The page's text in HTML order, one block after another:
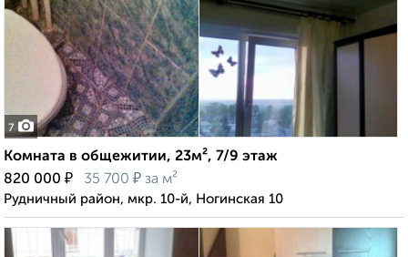
7
Комната в общежитии, 23м², 7/9 этаж
820 000 ₽ 35 700 ₽ за м²
Рудничный район, мкр. 10-й, Ногинская 10